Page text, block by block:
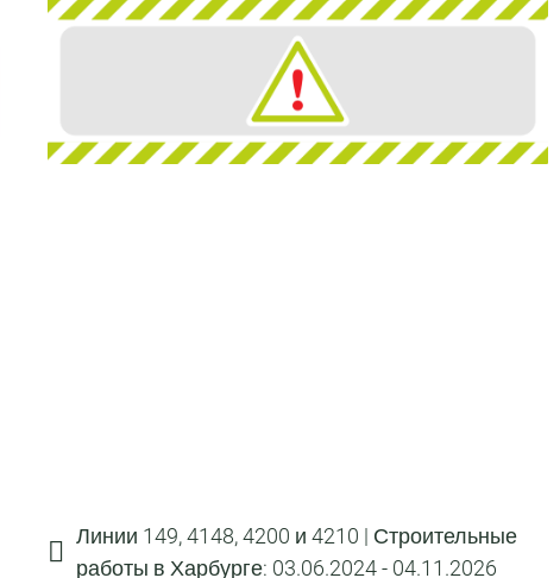
Линии 149, 4148, 4200 и 4210 | Строительные
работы в Харбурге: 03.06.2024 - 04.11.2026